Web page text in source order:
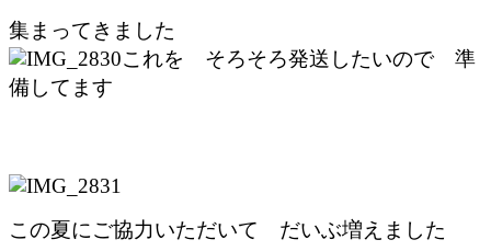
集まってきました
これを そろそろ発送したいので 準
備してます
この夏にご協力いただいて だいぶ増えました